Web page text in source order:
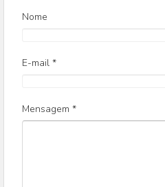
Nome
E-mail *
Mensagem *